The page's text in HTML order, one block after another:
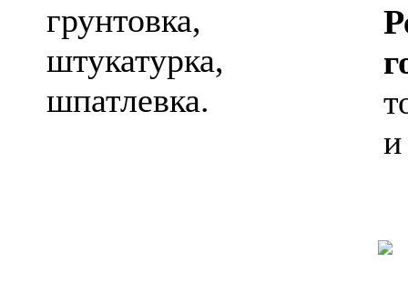
грунтовка,
штукатурка,
шпатлевка.
и